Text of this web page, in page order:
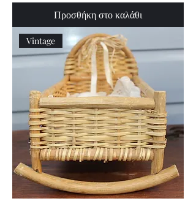
Προσθήκη στο καλάθι
Vintage